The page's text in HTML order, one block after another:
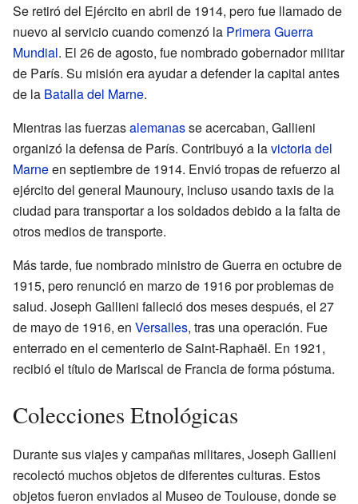
Se retiró del Ejército en abril de 1914, pero fue llamado de
nuevo al servicio cuando comenzó la Primera Guerra
Mundial. El 26 de agosto, fue nombrado gobernador militar
de París. Su misión era ayudar a defender la capital antes
de la Batalla del Marne.
Mientras las fuerzasalemanasse acercaban, Gallieni
organizó la defensa de París. Contribuyó a lavictoria del
Marneen septiembre de 1914. Envió tropas de refuerzo al
ejército del general Maunoury, incluso usando taxis de la
ciudad para transportar a los soldados debido a la falta de
otros medios de transporte.
Más tarde, fue nombrado ministro de Guerra en octubre de
1915, pero renunció en marzo de 1916 por problemas de
salud. Joseph Gallieni falleció dos meses después, el 27
de mayo de 1916, en Versalles, tras una operación. Fue
enterrado en el cementerio de Saint-Raphaël. En 1921,
recibió el título de Mariscal de Francia de forma póstuma.
Colecciones Etnológicas
Durante sus viajes y campañas militares, Joseph Gallieni
recolectó muchos objetos de diferentes culturas. Estos
objetos fueron enviados al Museo de Toulouse, donde se